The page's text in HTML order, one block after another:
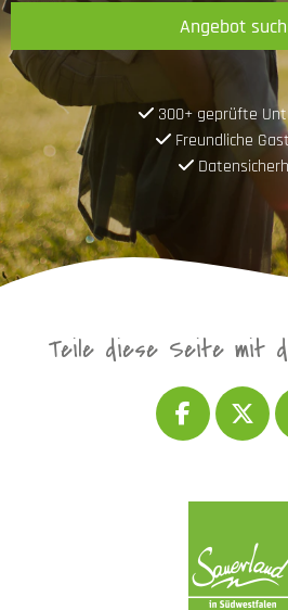
Angebot
300+ geprüfte
Freundliche
Teile diese Seite mit